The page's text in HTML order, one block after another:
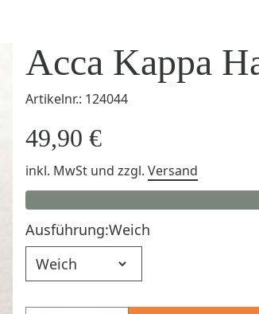
Acca Kappa
Artikelnr.: 124044
49,90 €
inkl. MwSt und zzgl. Versand
Ausführung:Weich